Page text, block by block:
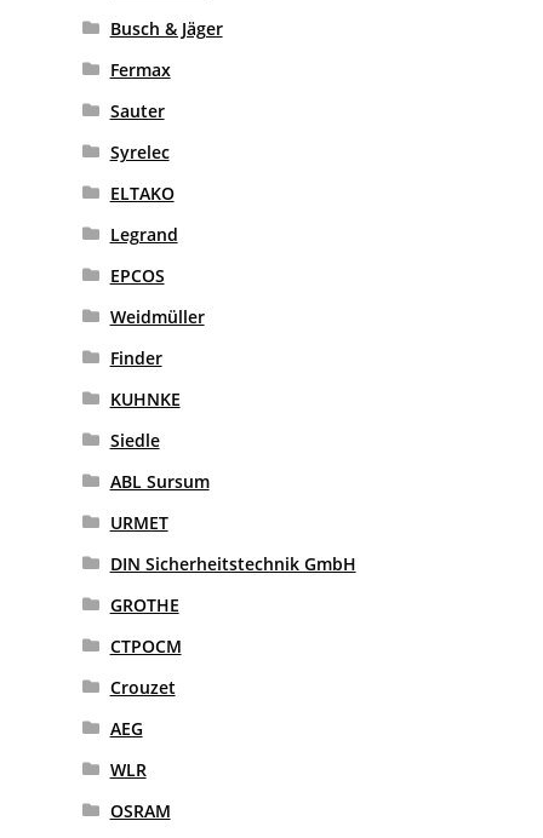
Busch & Jäger
Fermax
Sauter
Syrelec
ELTAKO
Legrand
EPCOS
Weidmüller
Finder
KUHNKE
Siedle
ABL Sursum
URMET
DIN Sicherheitstechnik GmbH
GROTHE
CTPOCM
Crouzet
AEG
WLR
OSRAM